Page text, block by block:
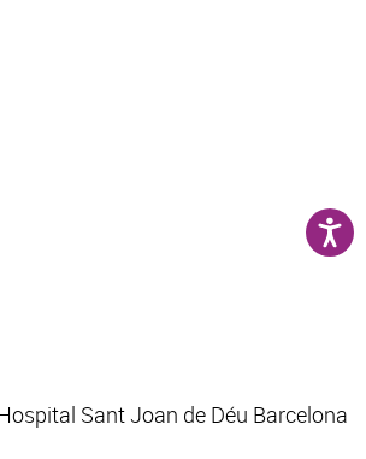
Sant Joan de Déu Barcelona